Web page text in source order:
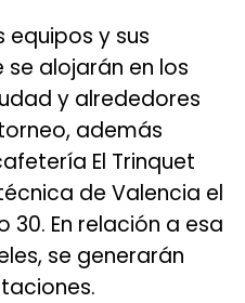
equipos y sus
alojarán en los
y alrededores
además
El Trinquet
de Valencia el
30. En relación a esa
se generarán